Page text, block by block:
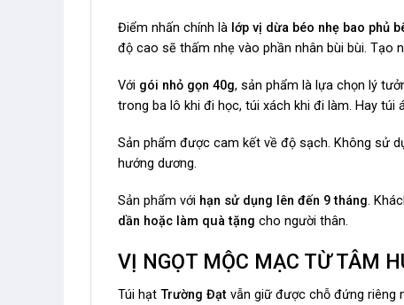
Điểm nhấn chính là lớp vị dừa béo nhẹ bao phủ
độ cao sẽ thấm nhẹ vào phần nhân bùi bùi. Tạo
Với gói nhỏ gọn 40g, sản phẩm là lựa chọn lý
trong ba lô khi đi học, túi xách khi đi làm. Hay túi
Sản phẩm được cam kết về độ sạch. Không sử
hướng dương.
Sản phẩm với hạn sử dụng lên đến 9 tháng.
dần hoặc làm quà tặng cho người thân.
VỊ NGỌT MỘC MẠC TỪ TÂM
Túi hạt Trường Đạt vẫn giữ được chỗ đứng riêng